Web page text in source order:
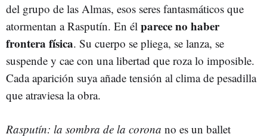
del grupo de las Almas, esos seres fantasmáticos que
atormentan a Rasputín. En él parece no haber
frontera física. Su cuerpo se pliega, se lanza, se
suspende y cae con una libertad que roza lo imposible.
Cada aparición suya añade tensión al clima de pesadilla
que atraviesa la obra.
Rasputín: la sombra de la corona no es un ballet